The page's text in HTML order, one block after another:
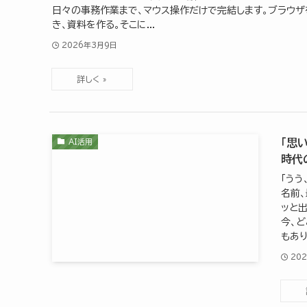
日々の事務作業まで、マウス操作だけで完結します。ブラウ
き、資料を作る。そこに...
2026年3月9日
AI活用
「
時代
「う
名前
ッと
今、
もあ